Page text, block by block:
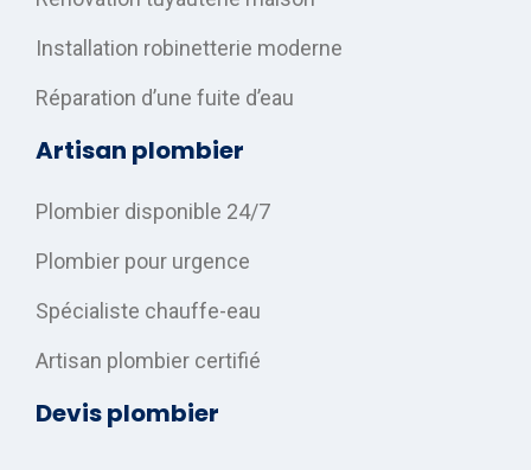
Installation robinetterie moderne
Réparation d’une fuite d’eau
Artisan plombier
Plombier disponible 24/7
Plombier pour urgence
Spécialiste chauffe-eau
Artisan plombier certifié
Devis plombier